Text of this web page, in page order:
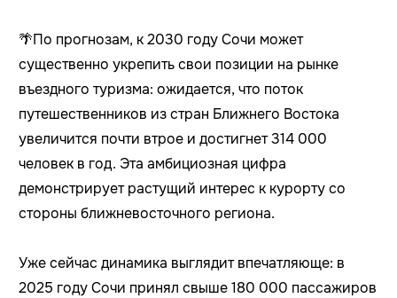
🌴По прогнозам, к 2030 году Сочи может
существенно укрепить свои позиции на рынке
въездного туризма: ожидается, что поток
путешественников из стран Ближнего Востока
увеличится почти втрое и достигнет 314 000
человек в год. Эта амбициозная цифра
демонстрирует растущий интерес к курорту со
стороны ближневосточного региона.
Уже сейчас динамика выглядит впечатляюще: в
2025 году Сочи принял свыше 180 000 пассажиров